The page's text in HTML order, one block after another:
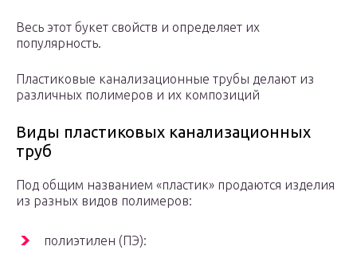
Весь этот букет свойств и определяет их
популярность.
Пластиковые канализационные трубы делают из
различных полимеров и их композиций
Виды пластиковых канализационных
труб
Под общим названием «пластик» продаются изделия
из разных видов полимеров:
полиэтилен (ПЭ):